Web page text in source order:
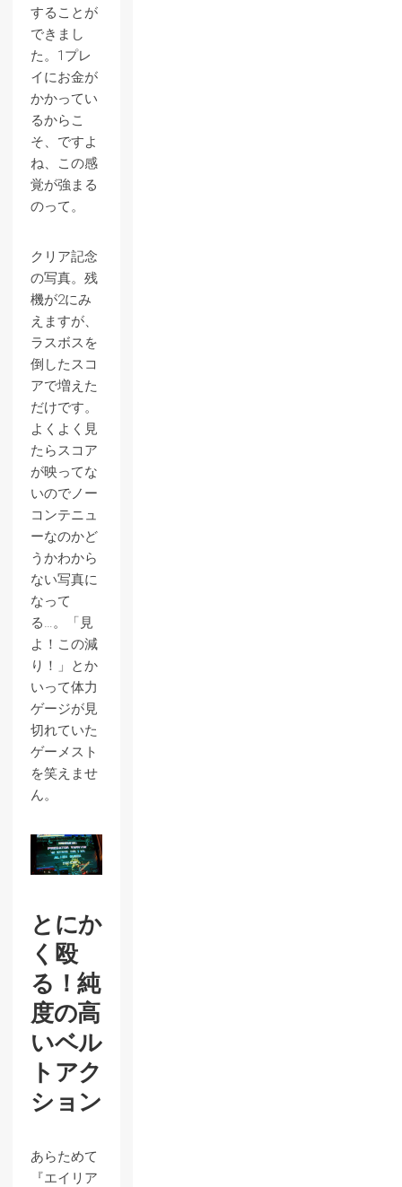
することが
できまし
た。1プレ
イにお金が
かかってい
るからこ
そ、ですよ
ね、この感
覚が強まる
のって。
クリア記念
の写真。残
機が2にみ
えますが、
ラスボスを
倒したスコ
アで増えた
だけです。
よくよく見
たらスコア
が映ってな
いのでノー
コンテニュ
ーなのかど
うかわから
ない写真に
なって
る…。「見
よ！この減
り！」とか
いって体力
ゲージが見
切れていた
ゲーメスト
を笑えませ
ん。
とにか
く殴
る！純
度の高
いベル
トアク
ション
あらためて
『エイリア